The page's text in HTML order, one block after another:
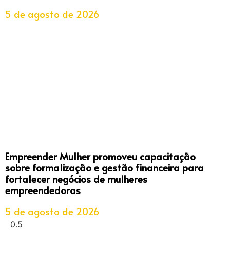
5 de agosto de 2026
Empreender Mulher promoveu capacitação
sobre formalização e gestão financeira para
fortalecer negócios de mulheres
empreendedoras
5 de agosto de 2026